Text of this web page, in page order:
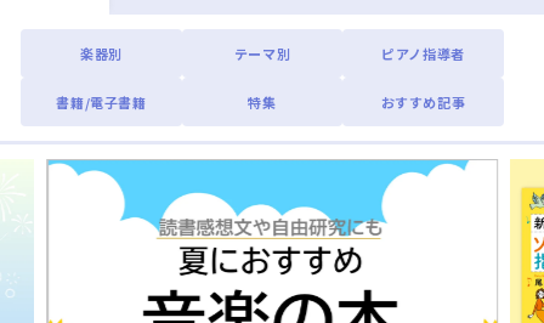
ン
楽器別 テーマ別 ピアノ指導者
書籍/電子書籍 特集 おすすめ記事